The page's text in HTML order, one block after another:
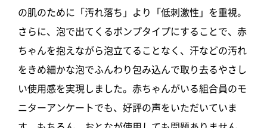
の肌のために「汚れ落ち」より「低刺激性」を重視。
さらに、泡で出てくるポンプタイプにすることで、赤
ちゃんを抱えながら泡立てることなく、汗などの汚れ
をきめ細かな泡でふんわり包み込んで取り去るやさし
い使用感を実現しました。赤ちゃんがいる組合員のモ
ニターアンケートでも、好評の声をいただいていま